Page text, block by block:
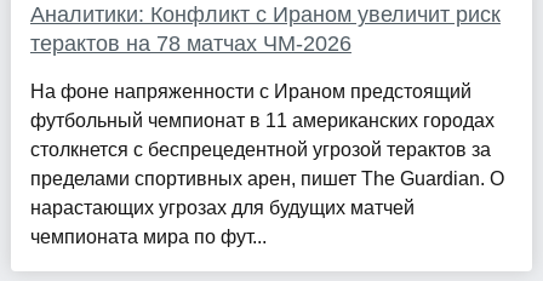
Аналитики: Конфликт с Ираном увеличит риск
терактов на 78 матчах ЧМ-2026
На фоне напряженности с Ираном предстоящий
футбольный чемпионат в 11 американских городах
столкнется с беспрецедентной угрозой терактов за
пределами спортивных арен, пишет The Guardian. О
нарастающих угрозах для будущих матчей
чемпионата мира по фут...